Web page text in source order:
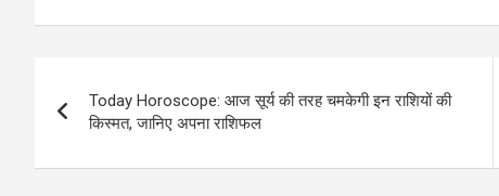
navigation
Today Horoscope: आज सूर्य की तरह चमकेगी इन राशियों की
किस्मत, जानिए अपना राशिफल